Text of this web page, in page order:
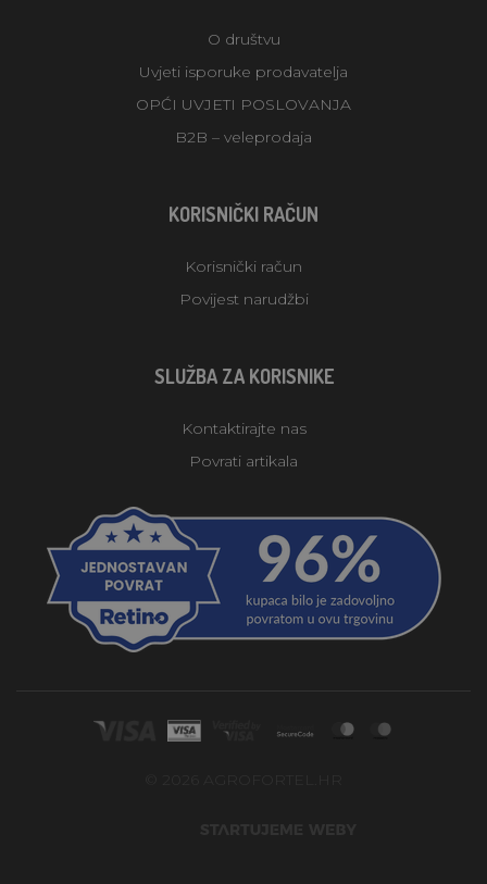
O društvu
Uvjeti isporuke prodavatelja
OPĆI UVJETI POSLOVANJA
B2B – veleprodaja
KORISNIČKI RAČUN
Korisnički račun
Povijest narudžbi
SLUŽBA ZA KORISNIKE
Kontaktirajte nas
Povrati artikala